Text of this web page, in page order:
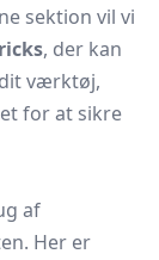
sektion vil vi
, der kan
værktøj,
for at sikre
af
Her er